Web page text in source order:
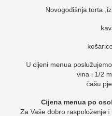
Novogodišnja torta
U cijeni menua
vina i 1/2
čašu
Cijena menua po
Za Vaše dobro raspoloženje